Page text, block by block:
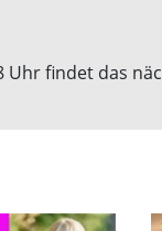
Uhr findet das